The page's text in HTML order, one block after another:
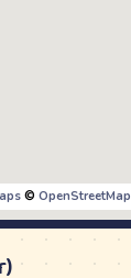
© OpenStreetMap